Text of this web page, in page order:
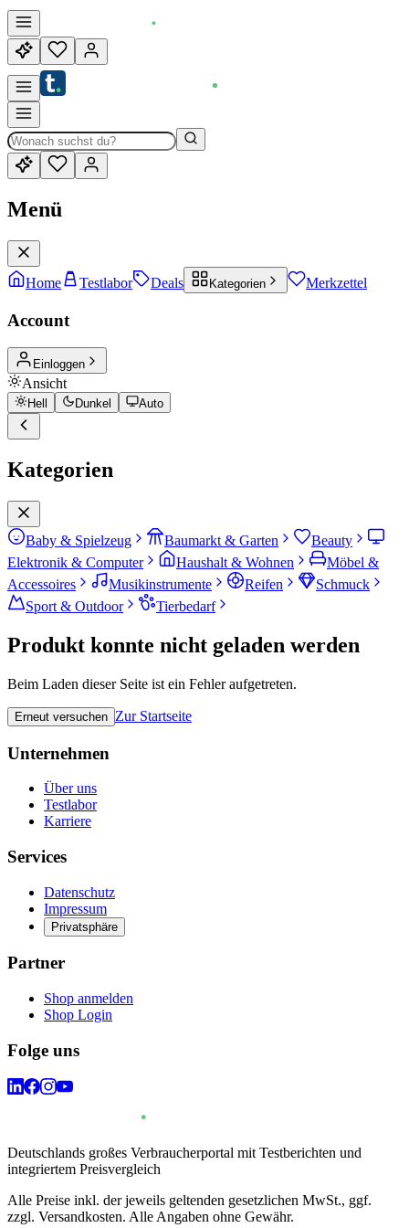
Menü
Home Testlabor Deals Kategorien Merkzettel
Account
Einloggen
Ansicht
Hell Dunkel Auto
Kategorien
Baby & Spielzeug Baumarkt & Garten
Beauty
Elektronik & Computer
Haushalt & Wohnen
Möbel &
Accessoires
Musikinstrumente Reifen
Schmuck
Sport & Outdoor
Tierbedarf
Produkt konnte nicht geladen werden
Beim Laden dieser Seite ist ein Fehler aufgetreten.
Erneut versuchen Zur Startseite
Unternehmen
Über uns
Testlabor
Karriere
Services
Datenschutz
Impressum
Privatsphäre
Partner
Shop anmelden
Shop Login
Folge uns
Deutschlands großes Verbraucherportal mit Testberichten und
integriertem Preisvergleich
Alle Preise inkl. der jeweils geltenden gesetzlichen MwSt., ggf.
zzgl. Versandkosten. Alle Angaben ohne Gewähr.